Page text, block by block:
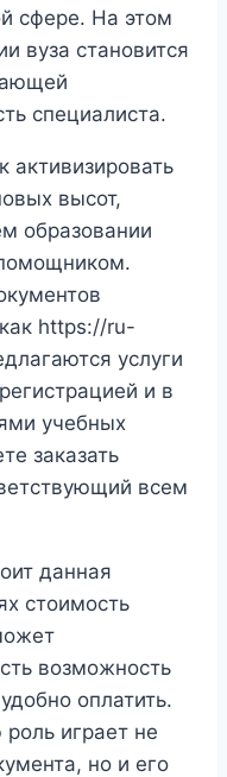
сфере. На этом
вуза становится
специалиста.
активизировать
высот,
образовании
https://ru-
услуги
и в
учебных
заказать
всем
данная
стоимость
возможность
оплатить.
играет не
но и его